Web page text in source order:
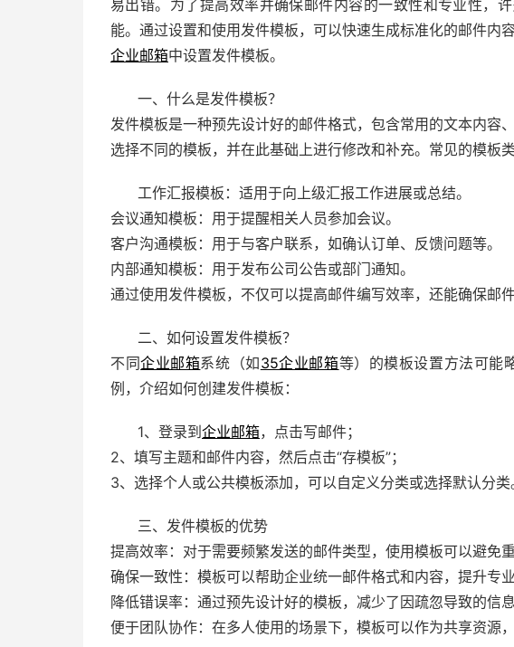
易出错。为了提高效率并确保邮件内容的一致性和专业性，
能。通过设置和使用发件模板，可以快速生成标准化的邮件内
企业邮箱中设置发件模板。
一、什么是发件模板？
发件模板是一种预先设计好的邮件格式，包含常用的文本内容
选择不同的模板，并在此基础上进行修改和补充。常见的模板类
工作汇报模板：适用于向上级汇报工作进展或总结。
会议通知模板：用于提醒相关人员参加会议。
客户沟通模板：用于与客户联系，如确认订单、反馈问题等。
内部通知模板：用于发布公司公告或部门通知。
通过使用发件模板，不仅可以提高邮件编写效率，还能确保邮
二、如何设置发件模板？
不同企业邮箱系统（如35企业邮箱等）的模板设置方法可能
例，介绍如何创建发件模板：
1、登录到 企业邮箱，点击写邮件；
2、填写主题和邮件内容，然后点击“存模板”；
3、选择个人或公共模板添加，可以自定义分类或选择默认分类
三、发件模板的优势
提高效率：对于需要频繁发送的邮件类型，使用模板可以避免
确保一致性：模板可以帮助企业统一邮件格式和内容，提升专业
降低错误率：通过预先设计好的模板，减少了因疏忽导致的信息
便于团队协作：在多人使用的场景下，模板可以作为共享资源